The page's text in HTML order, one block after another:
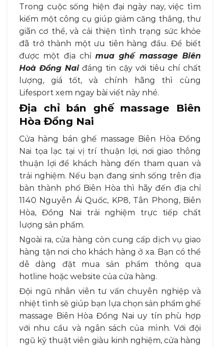
Trong cuộc sống hiện đại ngày nay, việc tìm
kiếm một công cụ giúp giảm căng thẳng, thư
giãn cơ thể, và cải thiện tình trạng sức khỏe
đã trở thành một ưu tiên hàng đầu. Để biết
được một địa chỉmua ghế massage Biên
Hoà Đồng Naiđáng tin cậy với tiêu chí chất
lượng, giá tốt, và chính hãng thì cùng
Lifesport xem ngay bài viết này nhé.
Địa chỉ bán ghế massage Biên
Hòa Đồng Nai
Cửa hàng bán ghế massage Biên Hòa Đồng
Nai tọa lạc tại vị trí thuận lợi, nơi giao thông
thuận lợi để khách hàng đến tham quan và
trải nghiệm. Nếu bạn đang sinh sống trên địa
bàn thành phố Biên Hòa thì hãy đến địa chỉ
1140 Nguyễn Ái Quốc, KP8, Tân Phong, Biên
Hòa, Đồng Nai trải nghiệm trực tiếp chất
lượng sản phẩm.
Ngoài ra, cửa hàng còn cung cấp dịch vụ giao
hàng tận nơi cho khách hàng ở xa. Bạn có thể
dễ dàng đặt mua sản phẩm thông qua
hotline hoặc website của cửa hàng.
Đội ngũ nhân viên tư vấn chuyên nghiệp và
nhiệt tình sẽ giúp bạn lựa chọn sản phẩm ghế
massage Biên Hòa Đồng Nai uy tín phù hợp
với nhu cầu và ngân sách của mình. Với đội
ngũ kỹ thuật viên giàu kinh nghiệm, cửa hàng